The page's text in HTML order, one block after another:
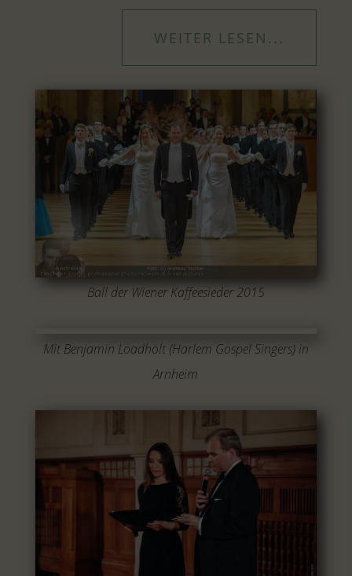
WEITER LESEN...
Ball der Wiener Kaffeesieder 2015
Mit Benjamin Loadholt (Harlem Gospel Singers) in
Arnheim